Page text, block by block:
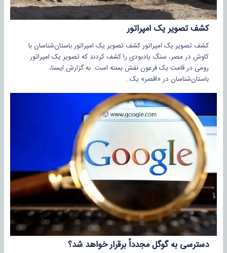
کشف تصویر یک امپراتور
کشف تصویر یک امپراتور کشف تصویر یک امپراتور باستان‌شناسان با
کاوش در مصر، سنگ یادبودی را کشف کردند که تصویر یک امپراتور
رومی در قامت یک فرعون نقش بسته است. به گزارش ایسنا، ‌
باستان‌شناسان در «اقصر» یک…
دسترسی به گوگل مجدداً برقرار خواهد شد؟